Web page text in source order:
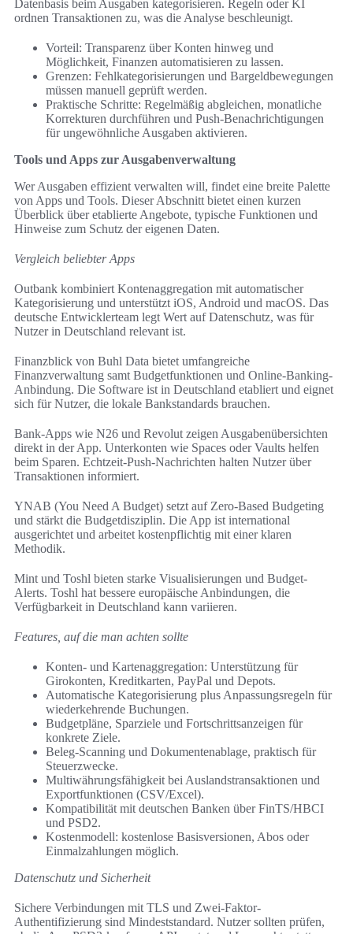
Datenbasis beim Ausgaben kategorisieren. Regeln oder KI
ordnen Transaktionen zu, was die Analyse beschleunigt.
Vorteil: Transparenz über Konten hinweg und
Möglichkeit, Finanzen automatisieren zu lassen.
Grenzen: Fehlkategorisierungen und Bargeldbewegungen
müssen manuell geprüft werden.
Praktische Schritte: Regelmäßig abgleichen, monatliche
Korrekturen durchführen und Push-Benachrichtigungen
für ungewöhnliche Ausgaben aktivieren.
Tools und Apps zur Ausgabenverwaltung
Wer Ausgaben effizient verwalten will, findet eine breite Palette
von Apps und Tools. Dieser Abschnitt bietet einen kurzen
Überblick über etablierte Angebote, typische Funktionen und
Hinweise zum Schutz der eigenen Daten.
Vergleich beliebter Apps
Outbank kombiniert Kontenaggregation mit automatischer
Kategorisierung und unterstützt iOS, Android und macOS. Das
deutsche Entwicklerteam legt Wert auf Datenschutz, was für
Nutzer in Deutschland relevant ist.
Finanzblick von Buhl Data bietet umfangreiche
Finanzverwaltung samt Budgetfunktionen und Online-Banking-
Anbindung. Die Software ist in Deutschland etabliert und eignet
sich für Nutzer, die lokale Bankstandards brauchen.
Bank-Apps wie N26 und Revolut zeigen Ausgabenübersichten
direkt in der App. Unterkonten wie Spaces oder Vaults helfen
beim Sparen. Echtzeit-Push-Nachrichten halten Nutzer über
Transaktionen informiert.
YNAB (You Need A Budget) setzt auf Zero-Based Budgeting
und stärkt die Budgetdisziplin. Die App ist international
ausgerichtet und arbeitet kostenpflichtig mit einer klaren
Methodik.
Mint und Toshl bieten starke Visualisierungen und Budget-
Alerts. Toshl hat bessere europäische Anbindungen, die
Verfügbarkeit in Deutschland kann variieren.
Features, auf die man achten sollte
Konten- und Kartenaggregation: Unterstützung für
Girokonten, Kreditkarten, PayPal und Depots.
Automatische Kategorisierung plus Anpassungsregeln für
wiederkehrende Buchungen.
Budgetpläne, Sparziele und Fortschrittsanzeigen für
konkrete Ziele.
Beleg-Scanning und Dokumentenablage, praktisch für
Steuerzwecke.
Multiwährungsfähigkeit bei Auslandstransaktionen und
Exportfunktionen (CSV/Excel).
Kompatibilität mit deutschen Banken über FinTS/HBCI
und PSD2.
Kostenmodell: kostenlose Basisversionen, Abos oder
Einmalzahlungen möglich.
Datenschutz und Sicherheit
Sichere Verbindungen mit TLS und Zwei-Faktor-
Authentifizierung sind Mindeststandard. Nutzer sollten prüfen,